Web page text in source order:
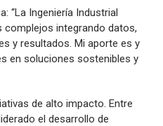
“La Ingeniería Industrial
integrando datos,
y resultados. Mi aporte es y
en soluciones sostenibles y
de alto impacto. Entre
el desarrollo de